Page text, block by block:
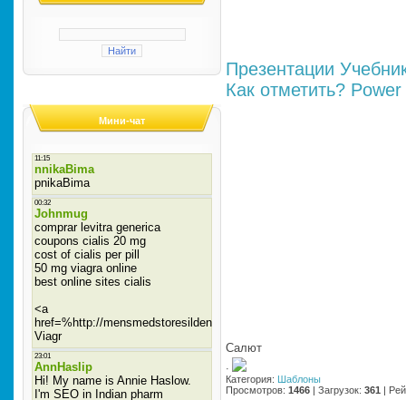
Мини-чат
Презентации
Как отметить?
Салют
·
Категория: Шаблоны
Просмотров: 1466 | Загрузок: 361 |